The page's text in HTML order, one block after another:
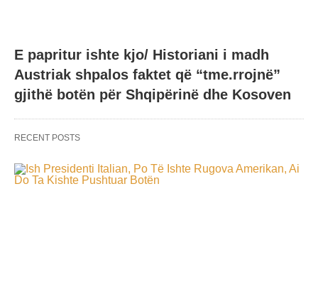
E papritur ishte kjo/ Historiani i madh
Austriak shpalos faktet që “tme.rrojnë”
gjithë botën për Shqipërinë dhe Kosoven
RECENT POSTS